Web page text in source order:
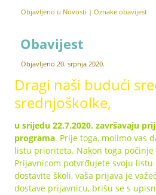
Objavljeno u Novosti |Oznake obavijest
Obavijest
Objavljeno 20. srpnja 2020.
Dragi naši budući
srednjoškolke,
u srijedu 22.7.2020. završavaju
programa. Prije toga, molimo vas
listu prioriteta. Nakon toga
Prijavnicom potvrđujete svoju
dostavite školi, vaša prijava je
dostave prijavnicu, brišu se s